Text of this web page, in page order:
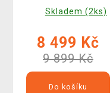
Skladem (2ks)
8 499 Kč
9 899 Kč
Do košíku